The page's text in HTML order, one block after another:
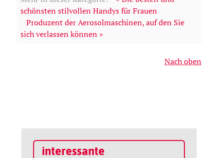
schönsten stilvollen Handys für Frauen
Produzent der Aerosolmaschinen, auf den Sie
sich verlassen können »
Nach oben
interessante